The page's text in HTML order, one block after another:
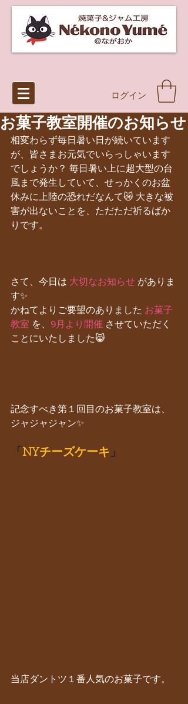
ログイン
お菓子教室開催のお知らせ
相変わらず毎日暑い日が続いています
が、皆さまお元気でいらっしゃいます
でしょうか？ 毎日暑い上に超大型の台
風まで発生していて、せっかくのお盆
休みに上陸の恐れだなんて😿 大きな被
害が出ないことを、ただただ祈るばか
りです。
さて、今日は 大切なお知らせ がありま
す✨
かねてよりご要望のありました お菓子
教室 を、 9月より開催 させていただく
ことにいたしました😸
記念すべき第１回目のお菓子教室は、
ジャジャジャン✨
「 NYチーズケーキ」
当店ダントツ１番人気のお菓子です。